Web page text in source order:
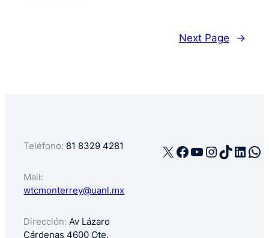
Next Page →
Teléfono: 81 8329 4281
Mail:
wtcmonterrey@uanl.mx
Dirección: Av Lázaro
Cárdenas 4600 Ote.
X Facebook
YouTube
TikTok